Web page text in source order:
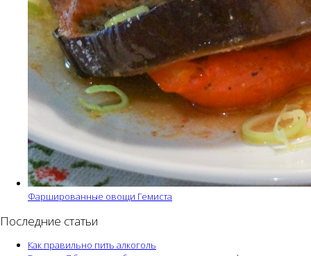
Фаршированные овощи Гемиста
Последние статьи
Как правильно пить алкоголь